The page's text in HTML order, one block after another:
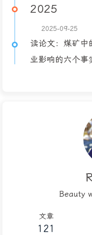
2025
2025-09-25
读论文：煤矿中
业影响的六个事
Beauty
文章
121